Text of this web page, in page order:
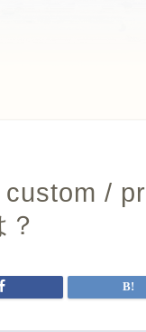
custom /